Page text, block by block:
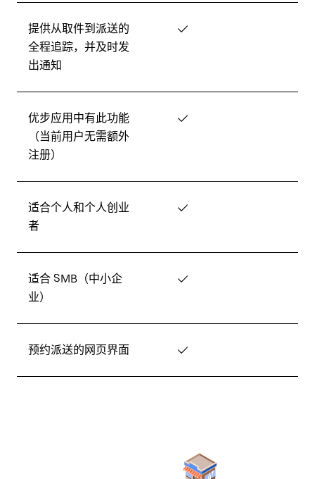
提供从取件到派送的
全程追踪，并及时发
出通知
✓
优步应用中有此功能
（当前用户无需额外
注册）
✓
适合个人和个人创业
者
✓
适合 SMB（中小企
业）
✓
预约派送的网页界面 ✓